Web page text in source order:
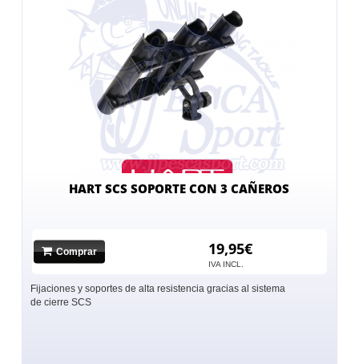
HART SCS SOPORTE CON 3 CAÑEROS
Comprar 19,95€
IVA INCL.
Fijaciones y soportes de alta resistencia gracias al sistema
de cierre SCS